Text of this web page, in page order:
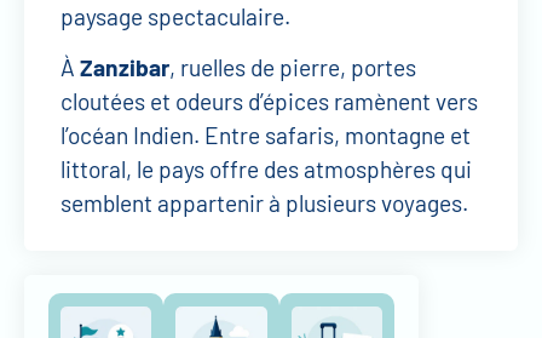
paysage spectaculaire.
À Zanzibar, ruelles de pierre, portes
cloutées et odeurs d’épices ramènent vers
l’océan Indien. Entre safaris, montagne et
littoral, le pays offre des atmosphères qui
semblent appartenir à plusieurs voyages.